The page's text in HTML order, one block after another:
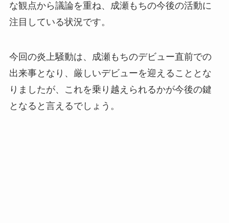
な観点から議論を重ね、成瀬もちの今後の活動に
注目している状況です。
今回の炎上騒動は、成瀬もちのデビュー直前での
出来事となり、厳しいデビューを迎えることとな
りましたが、これを乗り越えられるかが今後の鍵
となると言えるでしょう。